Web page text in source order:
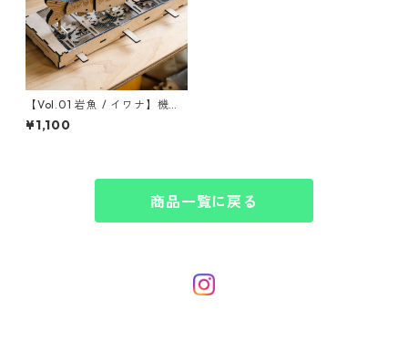
【Vol.01 岩魚 / イワナ】機構
観察用 透明アクリル天板｜コ
コロメカニカ（COCORO ME
¥1,100
商品一覧に戻る